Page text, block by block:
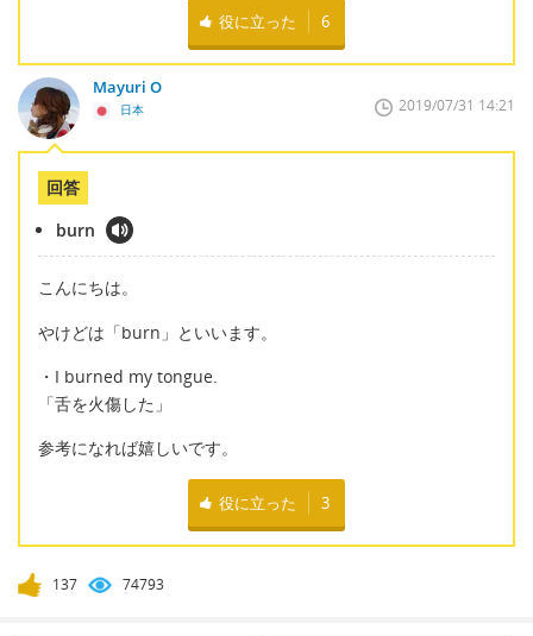
役に立った 6
Mayuri O
日本 2019/07/31 14:21
回答
burn
こんにちは。
やけどは「burn」といいます。
・I burned my tongue.
「舌を火傷した」
参考になれば嬉しいです。
役に立った 3
137 74793